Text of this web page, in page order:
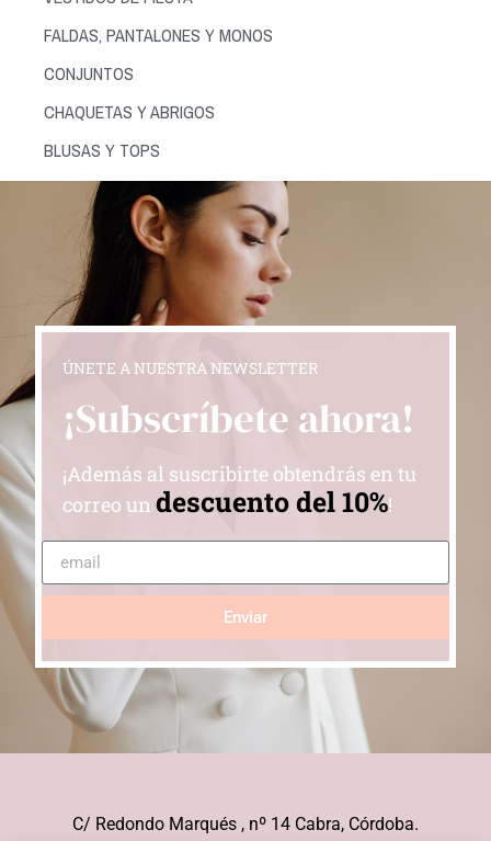
FALDAS, PANTALONES Y MONOS
CONJUNTOS
CHAQUETAS Y ABRIGOS
BLUSAS Y TOPS
ÚNETE A NUESTRA NEWSLETTER
¡Subscríbete ahora!
¡Además al suscribirte obtendrás en tu
correo un descuento del 10%!
Enviar
C/ Redondo Marqués , nº 14 Cabra, Córdoba.